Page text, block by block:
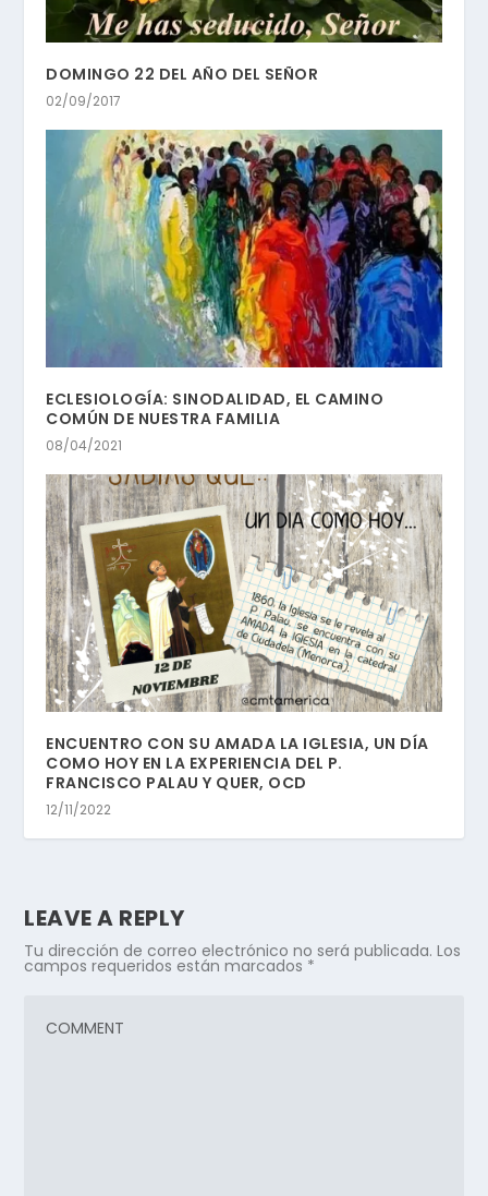
DOMINGO 22 DEL AÑO DEL SEÑOR
02/09/2017
ECLESIOLOGÍA: SINODALIDAD, EL CAMINO
COMÚN DE NUESTRA FAMILIA
08/04/2021
ENCUENTRO CON SU AMADA LA IGLESIA, UN DÍA
COMO HOY EN LA EXPERIENCIA DEL P.
FRANCISCO PALAU Y QUER, OCD
12/11/2022
LEAVE A REPLY
Tu dirección de correo electrónico no será publicada. Los
campos requeridos están marcados *